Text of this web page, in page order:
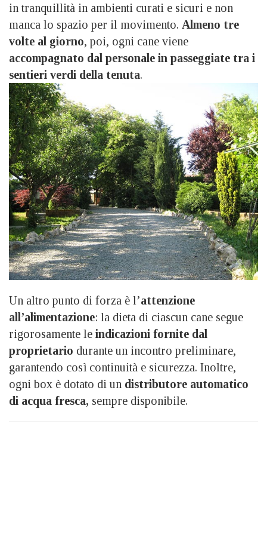
in tranquillità in ambienti curati e sicuri e non
manca lo spazio per il movimento. Almeno tre
volte al giorno, poi, ogni cane viene
accompagnato dal personale in passeggiate tra i
sentieri verdi della tenuta.
Un altro punto di forza è l’attenzione
all’alimentazione: la dieta di ciascun cane segue
rigorosamente le indicazioni fornite dal
proprietario durante un incontro preliminare,
garantendo così continuità e sicurezza. Inoltre,
ogni box è dotato di un distributore automatico
di acqua fresca, sempre disponibile.